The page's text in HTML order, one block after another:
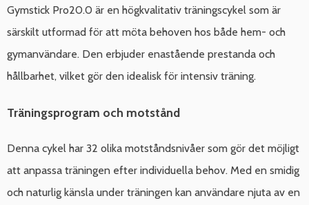
Gymstick Pro20.0 är en högkvalitativ träningscykel som är
särskilt utformad för att möta behoven hos både hem- och
gymanvändare. Den erbjuder enastående prestanda och
hållbarhet, vilket gör den idealisk för intensiv träning.
Träningsprogram och motstånd
Denna cykel har 32 olika motståndsnivåer som gör det möjligt
att anpassa träningen efter individuella behov. Med en smidig
och naturlig känsla under träningen kan användare njuta av en